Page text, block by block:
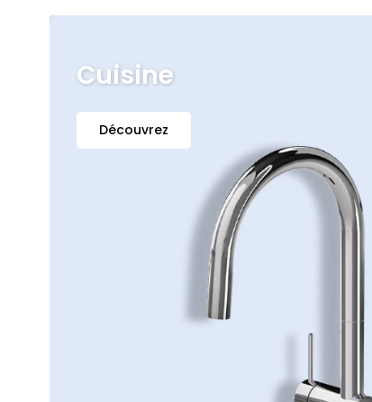
Cuisine
Découvrez